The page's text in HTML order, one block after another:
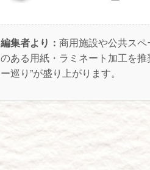
編集者より： 商用施設や公共ス
のある用紙・ラミネート加工を
ー巡り”が盛り上がります。